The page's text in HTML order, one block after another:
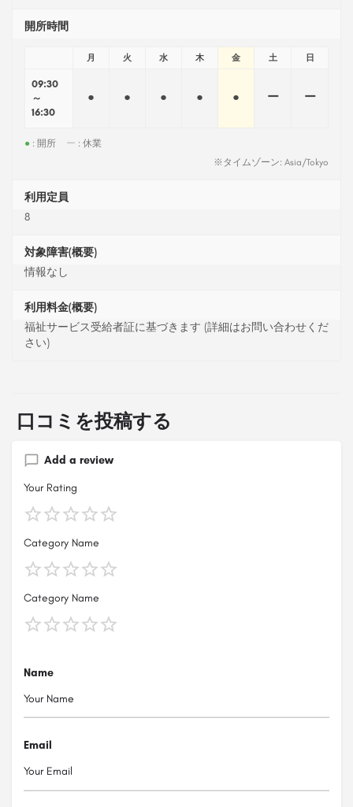
開所時間
月 火 水 木 金 土 日
09:30
～
16:30
● ● ● ● ● ー ー
● : 開所 ー : 休業
※タイムゾーン: Asia/Tokyo
利用定員
8
対象障害(概要)
情報なし
利用料金(概要)
福祉サービス受給者証に基づきます (詳細はお問い合わせくだ
さい)
口コミを投稿する
Add a review
Your Rating
Category Name
Category Name
Name
Email